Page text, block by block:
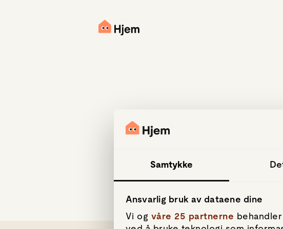
Samtykke
Ansvarlig bruk av dataene dine
Vi og våre 25 partnerne